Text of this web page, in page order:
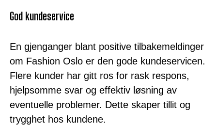
God kundeservice
En gjenganger blant positive tilbakemeldinger
om Fashion Oslo er den gode kundeservicen.
Flere kunder har gitt ros for rask respons,
hjelpsomme svar og effektiv løsning av
eventuelle problemer. Dette skaper tillit og
trygghet hos kundene.